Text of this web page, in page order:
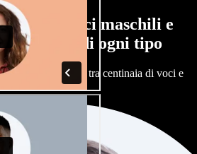
di voci maschili e
accenti di ogni tipo
uguale. Scegli tra centinaia di voci e